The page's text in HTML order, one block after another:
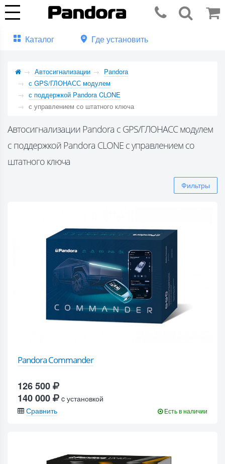
Каталог Где установить
Автосигнализации
Pandora
с GPS/ГЛОНАСС модулем
с поддержкой Pandora CLONE
с управлением со штатного ключа
Автосигнализации Pandora с GPS/ГЛОНАСС модулем
с поддержкой Pandora CLONE с управлением со
штатного ключа
Фильтры
Pandora Commander
126 500
140 000
c установкой
Сравнить
Есть в наличии